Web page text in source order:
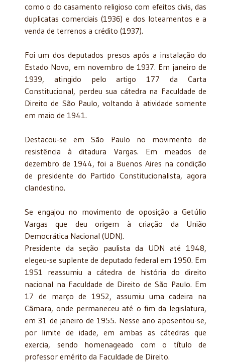
como o do casamento religioso com efeitos civis, das
duplicatas comerciais (1936) e dos loteamentos e a
venda de terrenos a crédito (1937).
Foi um dos deputados presos após a instalação do
Estado Novo, em novembro de 1937. Em janeiro de
1939, atingido pelo artigo 177 da Carta
Constitucional, perdeu sua cátedra na Faculdade de
Direito de São Paulo, voltando à atividade somente
em maio de 1941.
Destacou-se em São Paulo no movimento de
resistência à ditadura Vargas. Em meados de
dezembro de 1944, foi a Buenos Aires na condição
de presidente do Partido Constitucionalista, agora
clandestino.
Se engajou no movimento de oposição a Getúlio
Vargas que deu origem à criação da União
Democrática Nacional (UDN).
Presidente da seção paulista da UDN até 1948,
elegeu-se suplente de deputado federal em 1950. Em
1951 reassumiu a cátedra de história do direito
nacional na Faculdade de Direito de São Paulo. Em
17 de março de 1952, assumiu uma cadeira na
Câmara, onde permaneceu até o fim da legislatura,
em 31 de janeiro de 1955. Nesse ano aposentou-se,
por limite de idade, em ambas as cátedras que
exercia, sendo homenageado com o título de
professor emérito da Faculdade de Direito.